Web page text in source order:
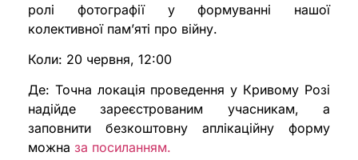
ролі фотографії у формуванні нашої
колективної пам’яті про війну.
Коли: 20 червня, 12:00
Де: Точна локація проведення у Кривому Розі
надійде зареєстрованим учасникам, а
заповнити безкоштовну аплікаційну форму
можна за посиланням.